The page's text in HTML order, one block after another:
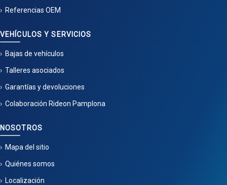
Referencias OEM
VEHÍCULOS Y SERVICIOS
Bajas de vehículos
Talleres asociados
Garantías y devoluciones
Colaboración Rideon Pamplona
NOSOTROS
Mapa del sitio
Quiénes somos
Localización